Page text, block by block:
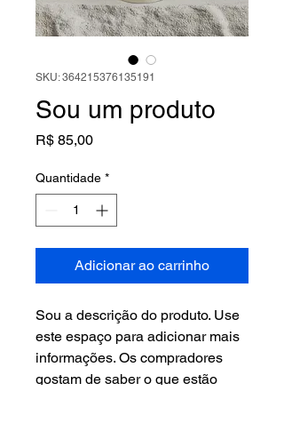
SKU: 364215376135191
Sou um produto
R$ 85,00Preço
Quantidade *
Adicionar ao carrinho
Sou a descrição do produto. Use
este espaço para adicionar mais
informações. Os compradores
gostam de saber o que estão